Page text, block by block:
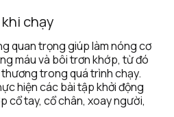
chạy
quan trọng giúp làm nóng cơ
máu và bôi trơn khớp, từ đó
trong quá trình chạy.
hiện các bài tập khởi động
cổ tay, cổ chân, xoay người,